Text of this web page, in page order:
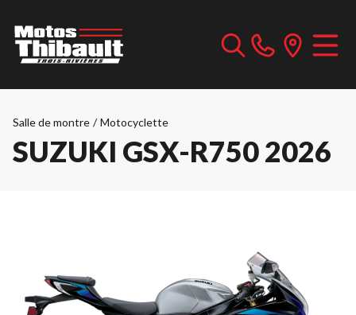
Salle de montre / Motocyclette
SUZUKI GSX-R750 2026